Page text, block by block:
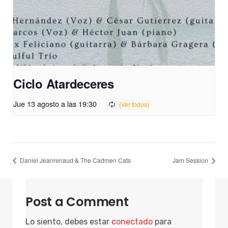
Ciclo Atardeceres
Jue 13 agosto a las 19:30
Daniel Jeanrenaud & The Cadmen Cats Jam Session
Post a Comment
Lo siento, debes estar conectado para